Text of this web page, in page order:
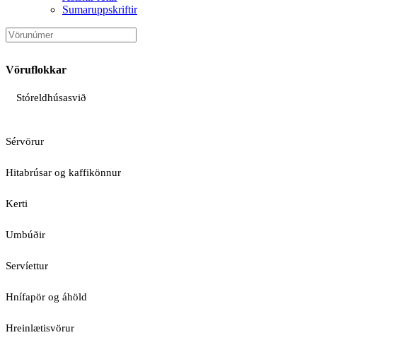
Sumaruppskriftir
Vöruflokkar
Stóreldhúsasvið
Sérvörur
Hitabrúsar og kaffikönnur
Kerti
Umbúðir
Servíettur
Hnífapör og áhöld
Hreinlætisvörur